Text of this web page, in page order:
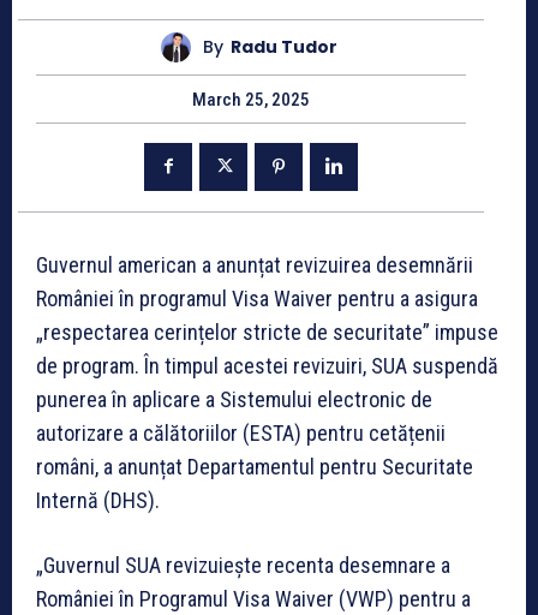
By Radu Tudor
March 25, 2025
Guvernul american a anunțat revizuirea desemnării
României în programul Visa Waiver pentru a asigura
„respectarea cerințelor stricte de securitate” impuse
de program. În timpul acestei revizuiri, SUA suspendă
punerea în aplicare a Sistemului electronic de
autorizare a călătoriilor (ESTA) pentru cetățenii
români, a anunțat Departamentul pentru Securitate
Internă (DHS).
„Guvernul SUA revizuiește recenta desemnare a
României în Programul Visa Waiver (VWP) pentru a